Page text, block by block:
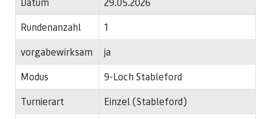
Rundenanzahl
1
vorgabewirksam
ja
Modus
9-Loch Stableford
Turnierart
Einzel (Stableford)